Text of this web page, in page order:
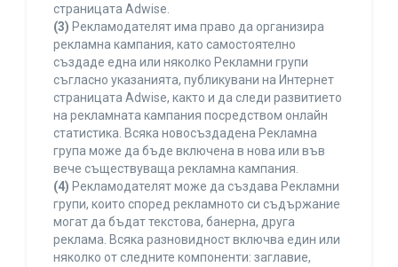
страницата Adwise.
(3) Рекламодателят има право да организира
рекламна кампания, като самостоятелно
създаде една или няколко Рекламни групи
съгласно указанията, публикувани на Интернет
страницата Adwise, както и да следи развитието
на рекламната кампания посредством онлайн
статистика. Всяка новосъздадена Рекламна
група може да бъде включена в нова или във
вече съществуваща рекламна кампания.
(4) Рекламодателят може да създава Рекламни
групи, които според рекламното си съдържание
могат да бъдат текстова, банерна, друга
реклама. Всяка разновидност включва един или
няколко от следните компоненти: заглавие,